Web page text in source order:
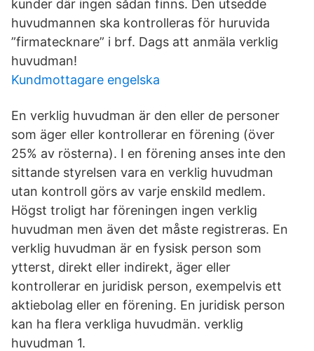
kunder där ingen sådan finns. Den utsedde
huvudmannen ska kontrolleras för huruvida
”firmatecknare” i brf. Dags att anmäla verklig
huvudman!
Kundmottagare engelska
En verklig huvudman är den eller de personer
som äger eller kontrollerar en förening (över
25% av rösterna). I en förening anses inte den
sittande styrelsen vara en verklig huvudman
utan kontroll görs av varje enskild medlem.
Högst troligt har föreningen ingen verklig
huvudman men även det måste registreras. En
verklig huvudman är en fysisk person som
ytterst, direkt eller indirekt, äger eller
kontrollerar en juridisk person, exempelvis ett
aktiebolag eller en förening. En juridisk person
kan ha flera verkliga huvudmän. verklig
huvudman 1.